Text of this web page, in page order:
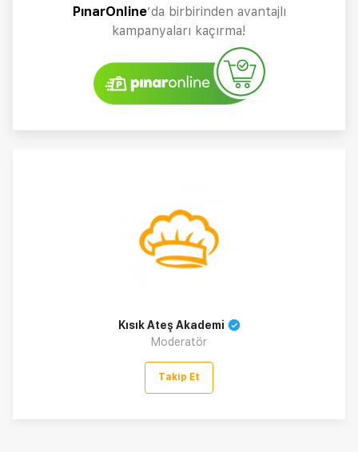
PınarOnline’da birbirinden avantajlı
kampanyaları kaçırma!
Kısık Ateş Akademi
Moderatör
Takip Et